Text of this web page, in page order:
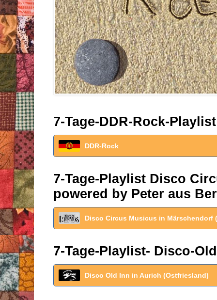
7-Tage-DDR-Rock-
DDR-Rock
7-Tage-Playlist Disco
powered by Peter aus
Disco Circus Musicus in Märschendorf
7-Tage-Playlist- Disco-
Disco Old Inn in Aurich (Ostfriesland)